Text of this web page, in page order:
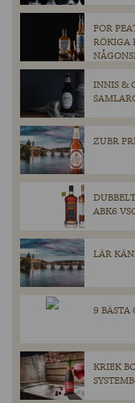
FOR
RÖKIGA
INNIS &
ZUBR
ABK6
LÄR
9 BÄSTA
KRIEK